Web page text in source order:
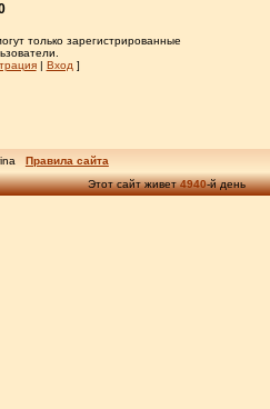
только зарегистрированные
| Вход ]
Правила сайта
Этот сайт живет4940-й день